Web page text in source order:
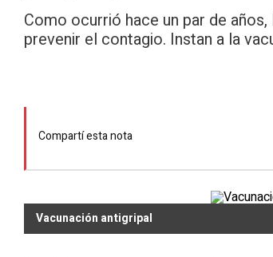
Como ocurrió hace un par de
prevenir el contagio. Instan a la
Compartí esta nota
Vacunación antigripal